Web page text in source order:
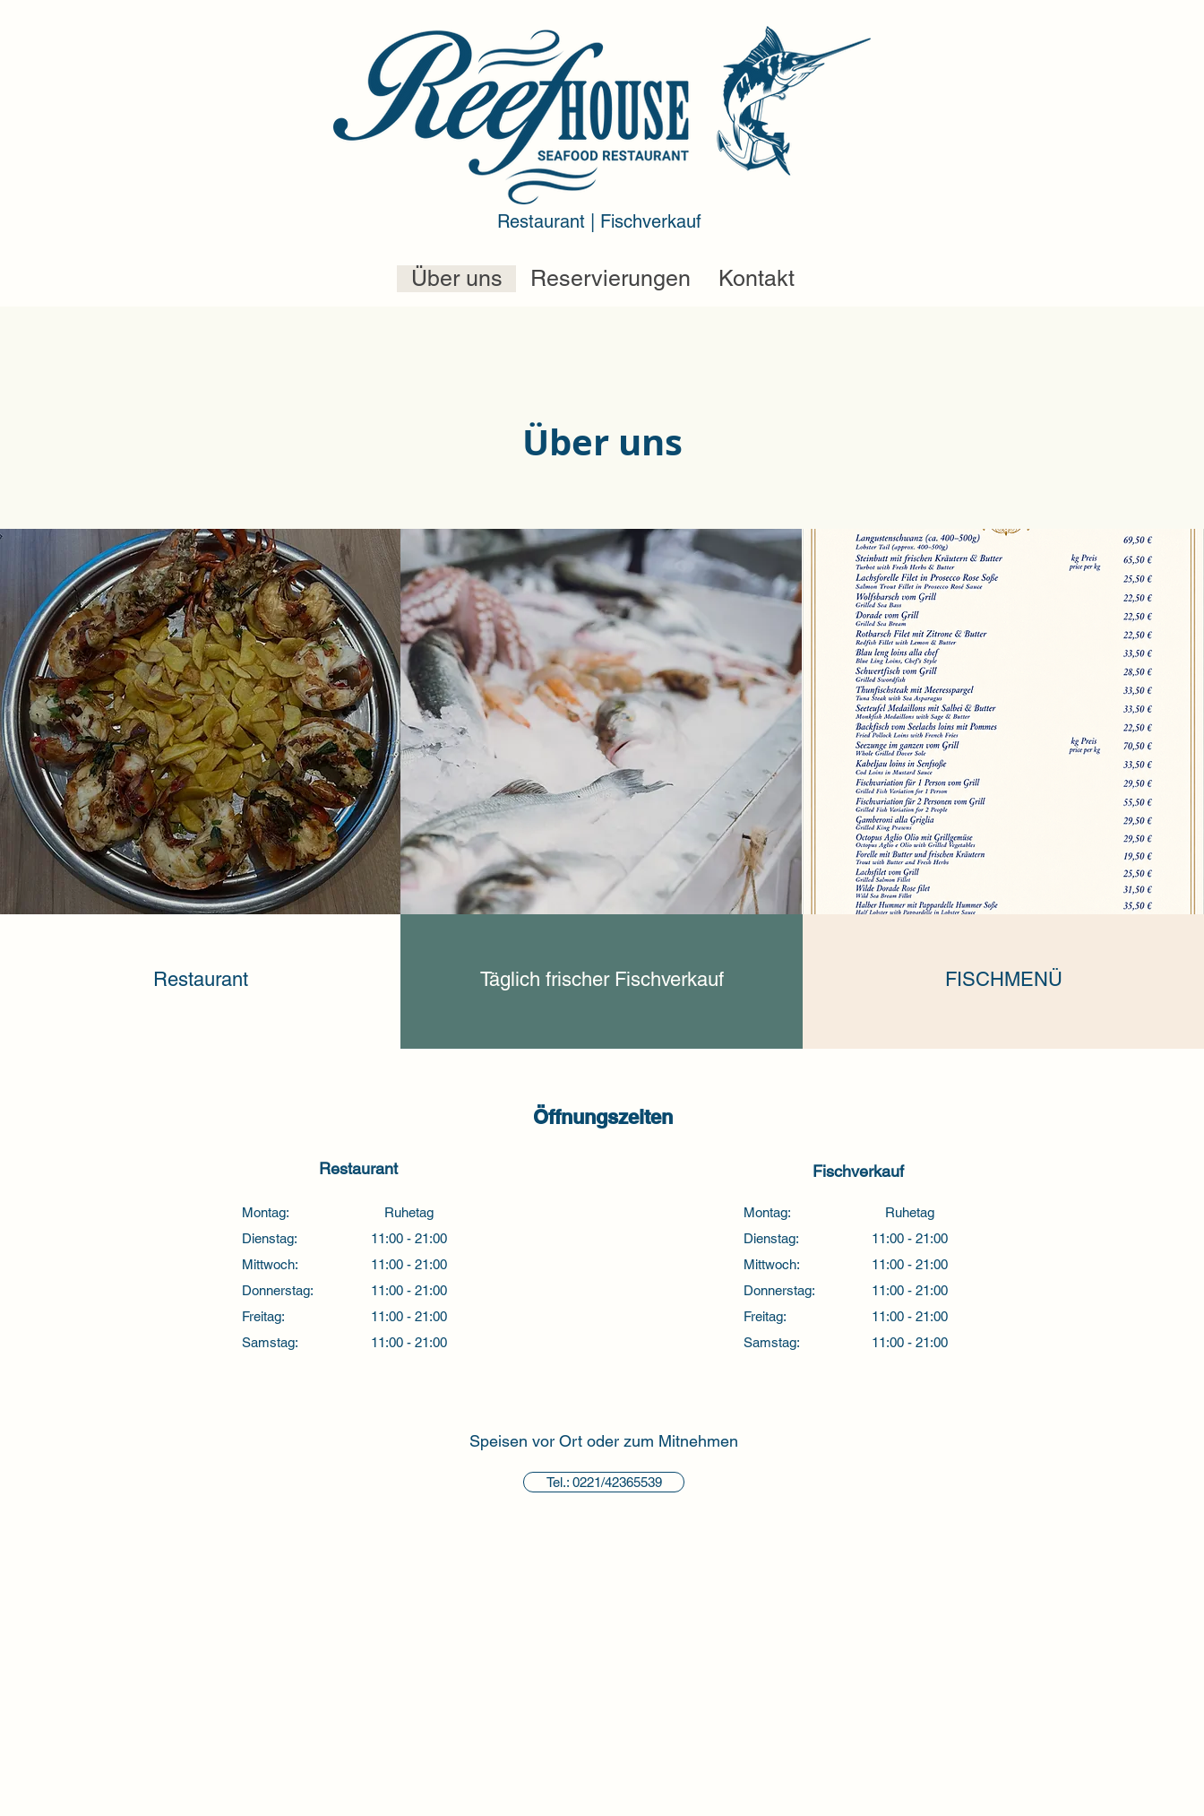
Restaurant | Fischverkauf
Über uns Reservierungen Kontakt
Über uns
Restaurant Täglich frischer Fischverkauf FISCHMENÜ
Öffnungszeiten
Montag:
Dienstag:
Mittwoch:
Donnerstag:
Freitag:
Samstag:
Ruhetag
11:00 - 21:00
11:00 - 21:00
11:00 - 21:00
11:00 - 21:00
11:00 - 21:00
Restaurant Fischverkauf
Montag:
Dienstag:
Mittwoch:
Donnerstag:
Freitag:
Samstag:
Ruhetag
11:00 - 21:00
11:00 - 21:00
11:00 - 21:00
11:00 - 21:00
11:00 - 21:00
Speisen vor Ort oder zum Mitnehmen
Tel.: 0221/42365539